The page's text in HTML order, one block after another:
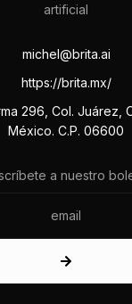
michel@brita.ai
https://brita.mx/
296, Col. Juárez,
México. C.P. 06600
a nuestro